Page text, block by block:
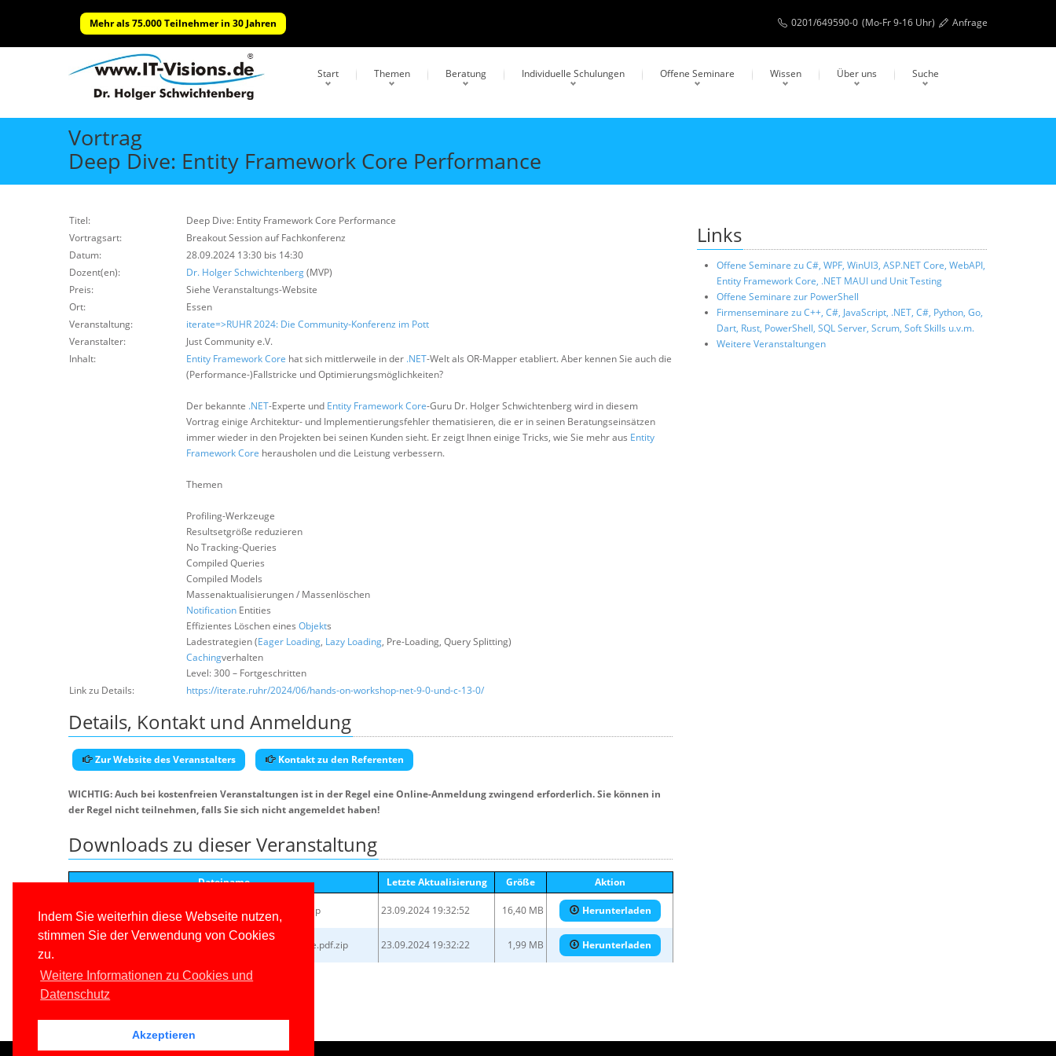
Indem Sie weiterhin diese Webseite nutzen,
stimmen Sie der Verwendung von Cookies
zu.
Weitere Informationen zu Cookies und
Datenschutz
Akzeptieren
Mehr als 75.000 Teilnehmer in 30 Jahren 0201/649590-0 (Mo-Fr 9-16 Uhr) Anfrage
Start Themen Beratung Individuelle Schulungen Offene Seminare Wissen Über uns Suche
Vortrag
Deep Dive: Entity Framework Core Performance
Titel:
Deep Dive: Entity Framework Core Performance
Vortragsart:
Breakout Session auf Fachkonferenz
Datum:
28.09.2024 13:30 bis 14:30
Dozent(en):
Dr. Holger Schwichtenberg(MVP)
Preis:
Siehe Veranstaltungs-Website
Ort:
Essen
Veranstaltung:
iterate=>RUHR 2024: Die Community-Konferenz im Pott
Veranstalter:
Just Community e.V.
Inhalt:
Entity Framework Core hat sich mittlerweile in der .NET-Welt als OR-Mapper etabliert. Aber kennen Sie auch die
(Performance-)Fallstricke und Optimierungsmöglichkeiten?
Der bekannte .NET-Experte und Entity Framework Core-Guru Dr. Holger Schwichtenberg wird in diesem
Vortrag einige Architektur- und Implementierungsfehler thematisieren, die er in seinen Beratungseinsätzen
immer wieder in den Projekten bei seinen Kunden sieht. Er zeigt Ihnen einige Tricks, wie Sie mehr aus Entity
Framework Core herausholen und die Leistung verbessern.
Themen
Profiling-Werkzeuge
Resultsetgröße reduzieren
No Tracking-Queries
Compiled Queries
Compiled Models
Massenaktualisierungen / Massenlöschen
Notification Entities
Effizientes Löschen eines Objekts
Ladestrategien (Eager Loading, Lazy Loading, Pre-Loading, Query Splitting)
Cachingverhalten
Level: 300 – Fortgeschritten
Link zu Details:
https://iterate.ruhr/2024/06/hands-on-workshop-net-9-0-und-c-13-0/
Details, Kontakt und Anmeldung
Zur Website des Veranstalters Kontakt zu den Referenten
WICHTIG: Auch bei kostenfreien Veranstaltungen ist in der Regel eine Online-Anmeldung zwingend erforderlich. Sie können in
der Regel nicht teilnehmen, falls Sie sich nicht angemeldet haben!
Downloads zu dieser Veranstaltung
Dateiname Letzte Aktualisierung Größe Aktion
HSchwichtenberg_EFCore80_Buch_Beispiele_v12.10.1.zip 23.09.2024 19:32:52 16,40 MB Herunterladen
HSchwichtenberg_IterateRuhr2024_EFCorePerformance.pdf.zip 23.09.2024 19:32:22 1,99 MB Herunterladen
Links
Offene Seminare zu C#, WPF, WinUI3, ASP.NET Core, WebAPI,
Entity Framework Core, .NET MAUI und Unit Testing
Offene Seminare zur PowerShell
Firmenseminare zu C++, C#, JavaScript, .NET, C#, Python, Go,
Dart, Rust, PowerShell, SQL Server, Scrum, Soft Skills u.v.m.
Weitere Veranstaltungen